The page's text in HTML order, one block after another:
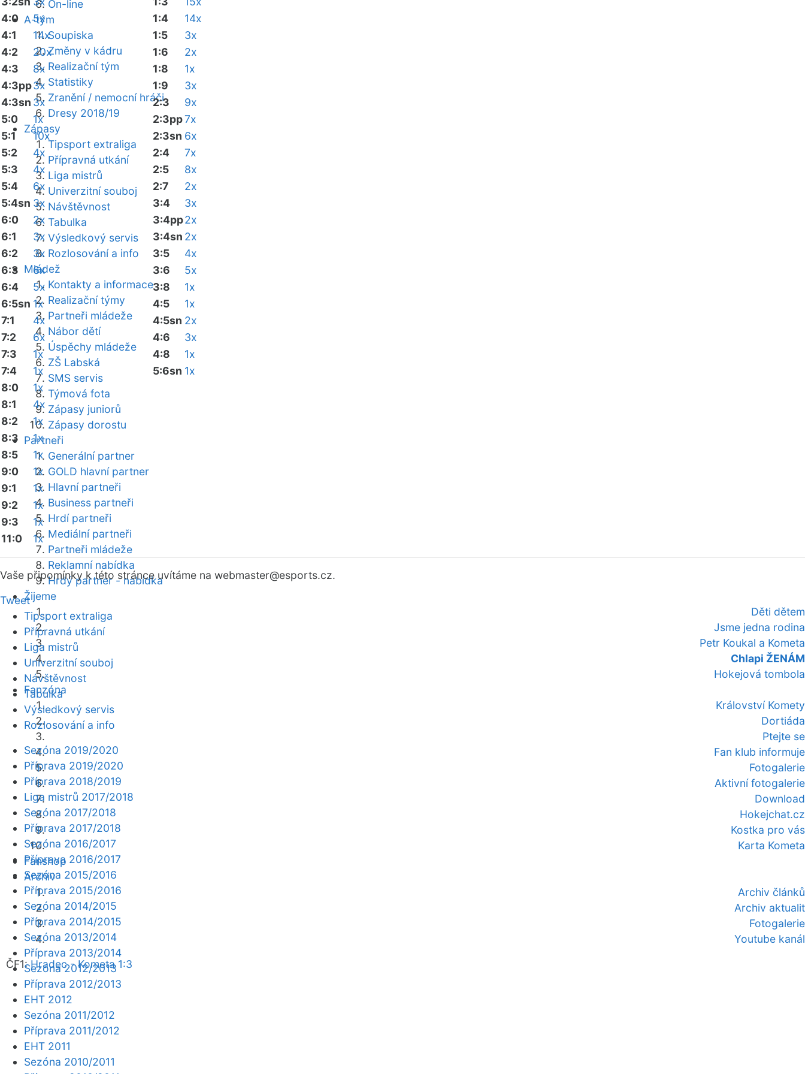
On-line
A-tým
Soupiska
Změny v kádru
Realizační tým
Statistiky
Zranění / nemocní hráči
Dresy 2018/19
Zápasy
Tipsport extraliga
Přípravná utkání
Liga mistrů
Univerzitní souboj
Návštěvnost
Tabulka
Výsledkový servis
Rozlosování a info
Mládež
Kontakty a informace
Realizační týmy
Partneři mládeže
Nábor dětí
Úspěchy mládeže
ZŠ Labská
SMS servis
Týmová fota
Zápasy juniorů
Zápasy dorostu
Partneři
Generální partner
GOLD hlavní partner
Hlavní partneři
Business partneři
Hrdí partneři
Mediální partneři
Partneři mládeže
Reklamní nabídka
Hrdý partner - nabídka
Žijeme
Děti dětem
Jsme jedna rodina
Petr Koukal a Kometa
Chlapi ŽENÁM
Hokejová tombola
Fanzóna
Království Komety
Dortiáda
Ptejte se
Fan klub informuje
Fotogalerie
Aktivní fotogalerie
Download
Hokejchat.cz
Kostka pro vás
Karta Kometa
Fanshop
Archiv
Archiv článků
Archiv aktualit
Fotogalerie
Youtube kanál
ČF1:Hradec - Kometa 1:3
4:0
5x
4:1
14x
4:2
20x
4:3
8x
4:3pp3x
4:3sn 3x
5:0
1x
5:1
10x
5:2
4x
5:3
4x
5:4
6x
5:4sn 3x
6:0
2x
6:1
3x
6:2
3x
6:3
6x
6:4
5x
6:5sn 1x
7:1
4x
7:2
6x
7:3
1x
7:4
1x
8:0
1x
8:1
4x
8:2
1x
8:3
1x
8:5
1x
9:0
1x
9:1
1x
9:2
1x
9:3
1x
11:0
1x
1:4
14x
1:5
3x
1:6
2x
1:8
1x
1:9
3x
2:3
9x
2:3pp7x
2:3sn 6x
2:4
7x
2:5
8x
2:7
2x
3:4
3x
3:4pp2x
3:4sn 2x
3:5
4x
3:6
5x
3:8
1x
4:5
1x
4:5sn 2x
4:6
3x
4:8
1x
5:6sn 1x
Vaše připomínky k této stránce uvítáme na webmaster@esports.cz.
Tweet
Tipsport extraliga
Přípravná utkání
Liga mistrů
Univerzitní souboj
Návštěvnost
Tabulka
Výsledkový servis
Rozlosování a info
Sezóna 2019/2020
Příprava 2019/2020
Příprava 2018/2019
Liga mistrů 2017/2018
Sezóna 2017/2018
Příprava 2017/2018
Sezóna 2016/2017
Příprava 2016/2017
Sezóna 2015/2016
Příprava 2015/2016
Sezóna 2014/2015
Příprava 2014/2015
Sezóna 2013/2014
Příprava 2013/2014
Sezóna 2012/2013
Příprava 2012/2013
EHT 2012
Sezóna 2011/2012
Příprava 2011/2012
EHT 2011
Sezóna 2010/2011